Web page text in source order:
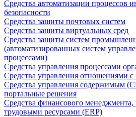
Средства автоматизации процессов
безопасности
Средства защиты почтовых систем
Средства защиты виртуальных сред
Средства защиты систем
(автоматизированных систем
процессами)
Средства управления процессами
Средства управления отношениями
Средства управления содержимым
портальные решения
Средства финансового
трудовыми ресурсами (ERP)